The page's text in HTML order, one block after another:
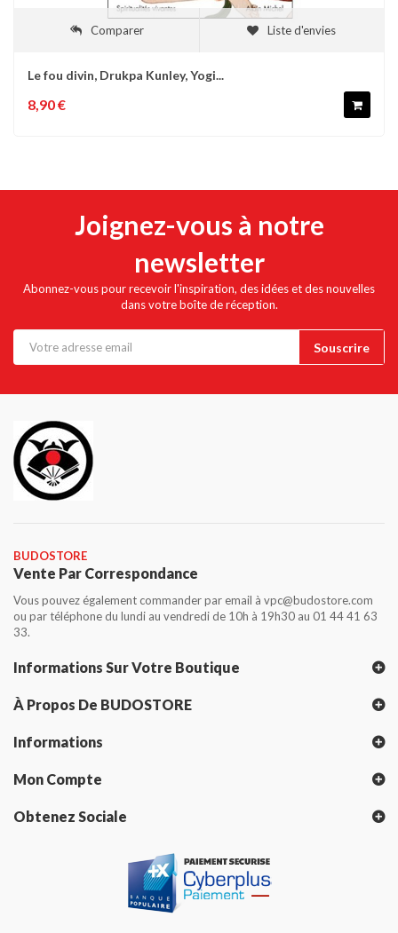
Comparer Liste d'envies
Le fou divin, Drukpa Kunley, Yogi...
8,90 €
Joignez-vous à notre
newsletter
Abonnez-vous pour recevoir l'inspiration, des idées et des nouvelles
dans votre boîte de réception.
BUDOSTORE
Vente Par Correspondance
Vous pouvez également commander par email à vpc@budostore.com
ou par téléphone du lundi au vendredi de 10h à 19h30 au 01 44 41 63
33.
Informations Sur Votre Boutique
À Propos De BUDOSTORE
Informations
Mon Compte
Obtenez Sociale